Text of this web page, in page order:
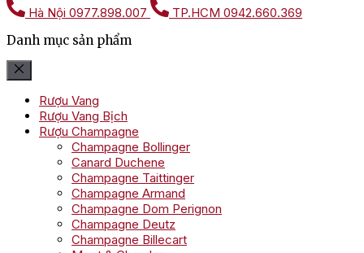
Hà Nội 0977.898.007 TP.HCM 0942.660.369
Danh mục sản phẩm
Rượu Vang
Rượu Vang Bịch
Rượu Champagne
Champagne Bollinger
Canard Duchene
Champagne Taittinger
Champagne Armand
Champagne Dom Perignon
Champagne Deutz
Champagne Billecart